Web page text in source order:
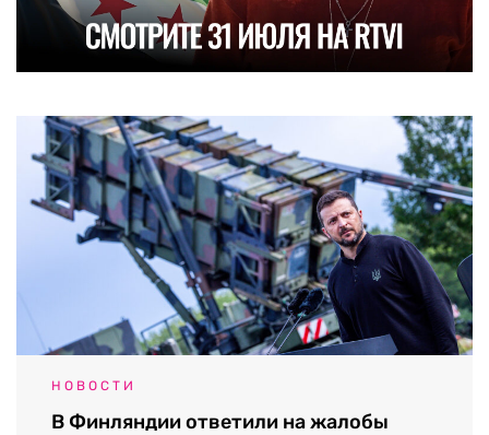
НОВОСТИ
В Финляндии ответили на жалобы